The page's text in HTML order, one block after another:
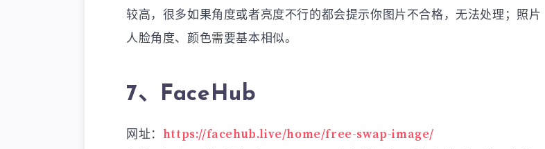
较高，很多如果角度或者亮度不行的都会提示你图片不合格，无法处理；照片
人脸角度、颜色需要基本相似。
7、FaceHub
网址： https://facehub.live/home/free-swap-image/